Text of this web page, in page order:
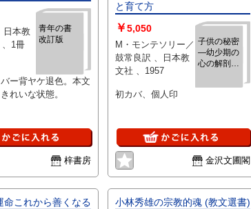
青年の書
改訂版
文社 、平5 、1冊
ー背ヤケ退色。本文
れいな状態。
梓書房
と育て方
子供の秘密
―幼少期の
心の解剖と
￥5,050
M・モンテソリー／
鼓常良訳 、日本教
文社 、1957
初カバ、個人印
金沢文圃閣
命これから善くなる 小林秀雄の宗教的魂 (教文選書)